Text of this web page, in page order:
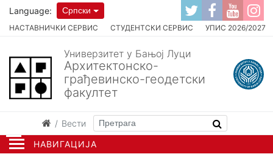
НАВИГАЦИЈА
НАСТАВНИЧКИ СЕРВИС СТУДЕНТСКИ СЕРВИС УПИС 2026/2027
Language: Српски
Универзитет у Бањој Луци
Архитектонско-
грађевинско-геодетски
факултет
Вести